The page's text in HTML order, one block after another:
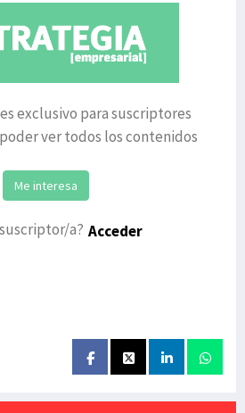
exclusivo para suscriptores
ver todos los contenidos
Me interesa
suscriptor/a? Acceder